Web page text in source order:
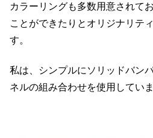
カラーリングも多数用意されて
ことができたりとオリジナリテ
す。
私は、シンプルにソリッドバン
ネルの組み合わせを使用していま